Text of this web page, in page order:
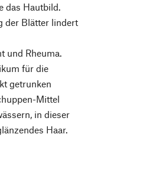
das Hautbild.
der Blätter lindert
und Rheuma.
für die
getrunken
Mittel
in dieser
Haar.